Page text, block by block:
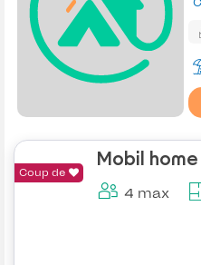
Coup de
Mobil home
4 max